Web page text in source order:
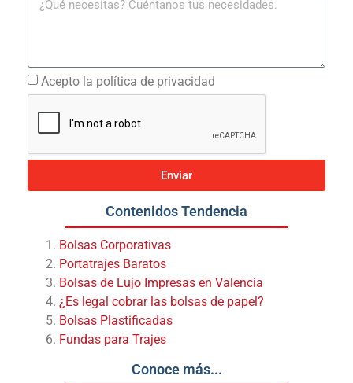
Acepto la política de privacidad
Enviar
Contenidos Tendencia
Bolsas Corporativas
Portatrajes Baratos
Bolsas de Lujo Impresas en Valencia
¿Es legal cobrar las bolsas de papel?
Bolsas Plastificadas
Fundas para Trajes
Conoce más...